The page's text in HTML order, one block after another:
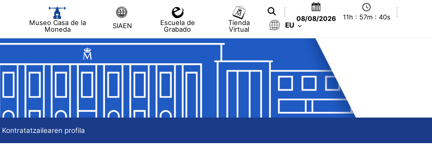
Museo Casa de la
Moneda
SIAEN
Escuela de
Grabado
Tienda
Virtual
08/08/2026 11h : 57m : 41s
EU
Kontratatzailearen profila